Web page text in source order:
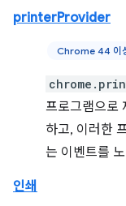
printerProvider
Chrome 44 이
프로그램으로
하고, 이러한
는 이벤트를
인쇄